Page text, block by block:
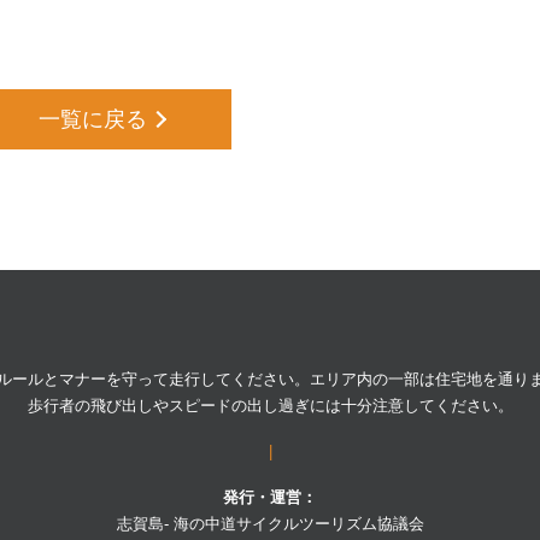
一覧に戻る
ールとマナーを守って走行してください。 エリア内の一部は住宅地を通り
歩行者の飛び出しやスピードの出し過ぎには十分注意してください。
発行・運営：
志賀島- 海の中道サイクルツーリズム協議会